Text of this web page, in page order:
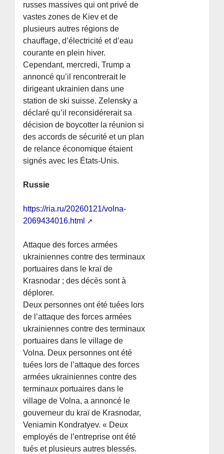
russes massives qui ont privé de
vastes zones de Kiev et de
plusieurs autres régions de
chauffage, d’électricité et d’eau
courante en plein hiver.
Cependant, mercredi, Trump a
annoncé qu’il rencontrerait le
dirigeant ukrainien dans une
station de ski suisse. Zelensky a
déclaré qu’il reconsidérerait sa
décision de boycotter la réunion si
des accords de sécurité et un plan
de relance économique étaient
signés avec les États-Unis.
Russie
https://ria.ru/20260121/volna-
2069434016.html
Attaque des forces armées
ukrainiennes contre des terminaux
portuaires dans le kraï de
Krasnodar ; des décès sont à
déplorer.
Deux personnes ont été tuées lors
de l’attaque des forces armées
ukrainiennes contre des terminaux
portuaires dans le village de
Volna. Deux personnes ont été
tuées lors de l’attaque des forces
armées ukrainiennes contre des
terminaux portuaires dans le
village de Volna, a annoncé le
gouverneur du kraï de Krasnodar,
Veniamin Kondratyev. « Deux
employés de l’entreprise ont été
tués et plusieurs autres blessés.